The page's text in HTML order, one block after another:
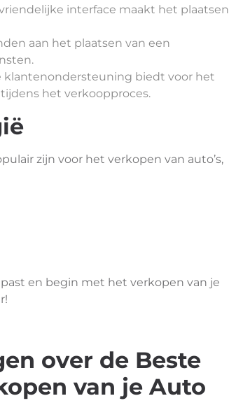
interface maakt het plaatsen
aan het plaatsen van een
klantenondersteuning biedt voor het
het verkoopproces.
zijn voor het verkopen van auto’s,
en begin met het verkopen van je
over de Beste
van je Auto